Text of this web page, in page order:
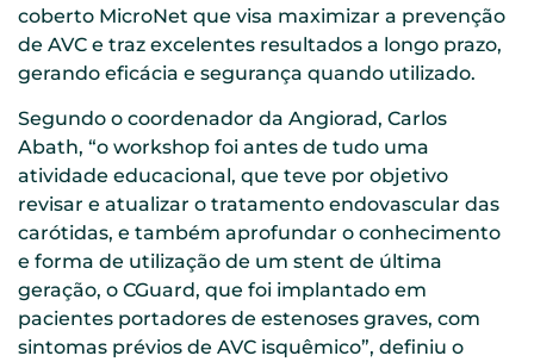
coberto MicroNet que visa maximizar a prevenção
de AVC e traz excelentes resultados a longo prazo,
gerando eficácia e segurança quando utilizado.
Segundo o coordenador da Angiorad, Carlos
Abath, “o workshop foi antes de tudo uma
atividade educacional, que teve por objetivo
revisar e atualizar o tratamento endovascular das
carótidas, e também aprofundar o conhecimento
e forma de utilização de um stent de última
geração, o CGuard, que foi implantado em
pacientes portadores de estenoses graves, com
sintomas prévios de AVC isquêmico”, definiu o